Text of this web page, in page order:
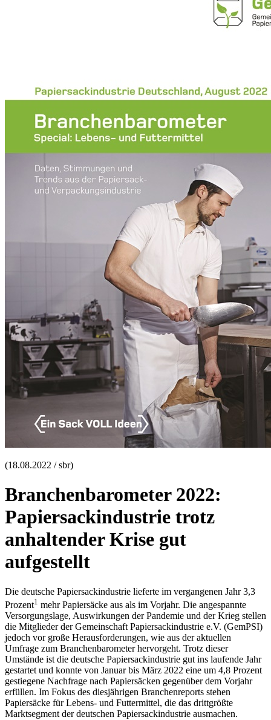
(18.08.2022 / sbr)
Branchenbarometer 2022:
Papiersackindustrie trotz
anhaltender Krise gut
aufgestellt
Die deutsche Papiersackindustrie lieferte im vergangenen Jahr 3,3
Prozent1 mehr Papiersäcke aus als im Vorjahr. Die angespannte
Versorgungslage, Auswirkungen der Pandemie und der Krieg stellen
die Mitglieder der Gemeinschaft Papiersackindustrie e.V. (GemPSI)
jedoch vor große Herausforderungen, wie aus der aktuellen
Umfrage zum Branchenbarometer hervorgeht. Trotz dieser
Umstände ist die deutsche Papiersackindustrie gut ins laufende Jahr
gestartet und konnte von Januar bis März 2022 eine um 4,8 Prozent
gestiegene Nachfrage nach Papiersäcken gegenüber dem Vorjahr
erfüllen. Im Fokus des diesjährigen Branchenreports stehen
Papiersäcke für Lebens- und Futtermittel, die das drittgrößte
Marktsegment der deutschen Papiersackindustrie ausmachen.